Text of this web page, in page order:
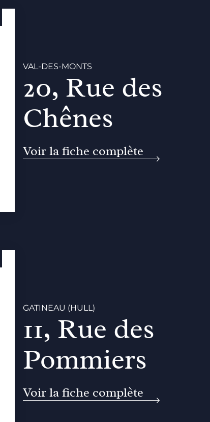
VAL-DES-MONTS
20, Rue des
Chênes
Voir la fiche complète
GATINEAU (HULL)
11, Rue des
Pommiers
Voir la fiche complète